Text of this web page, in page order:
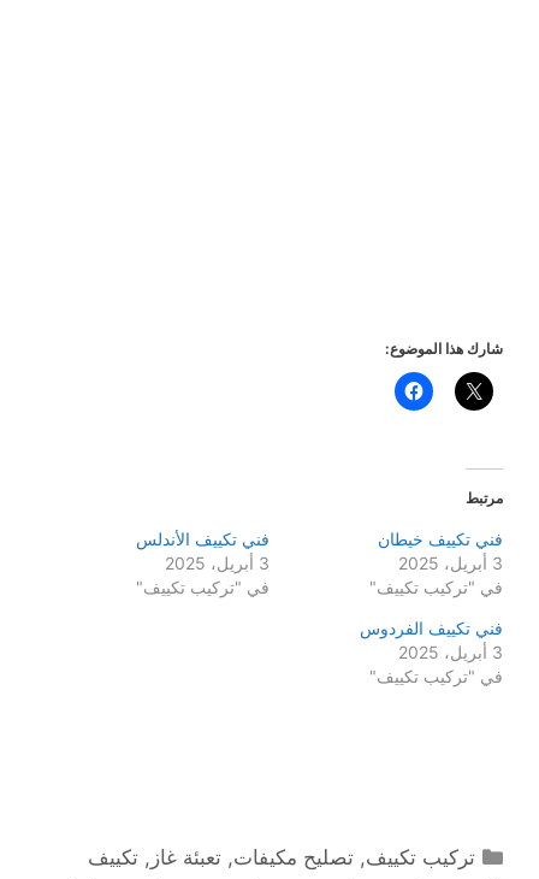
شارك هذا الموضوع:
مرتبط
فني تكييف خيطان
3 أبريل، 2025
في "تركيب تكييف"
فني تكييف الأندلس
3 أبريل، 2025
في "تركيب تكييف"
فني تكييف الفردوس
3 أبريل، 2025
في "تركيب تكييف"
التصنيفات
تركيب تكييف,تصليح مكيفات,تعبئة غاز ,تكييف